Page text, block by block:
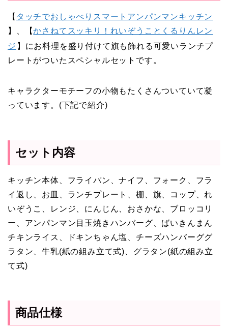
【 タッチでおしゃべりスマートアンパンマンキッチン
】、【かさねてスッキリ！れいぞうことくるりんレン
ジ 】にお料理を盛り付けて旗も飾れる可愛いランチプ
レートがついたスペシャルセットです。
キャラクターモチーフの小物もたくさんついていて凝
っています。(下記で紹介)
セット内容
キッチン本体、フライパン、ナイフ、フォーク、フラ
イ返し、お皿、ランチプレート、棚、旗、コップ、れ
いぞうこ、レンジ、にんじん、おさかな、ブロッコリ
ー、アンパンマン目玉焼きハンバーグ、ばいきんまん
チキンライス、ドキンちゃん塩、チーズハンバーググ
ラタン、牛乳(紙の組み立て式)、グラタン(紙の組み立
て式)
商品仕様